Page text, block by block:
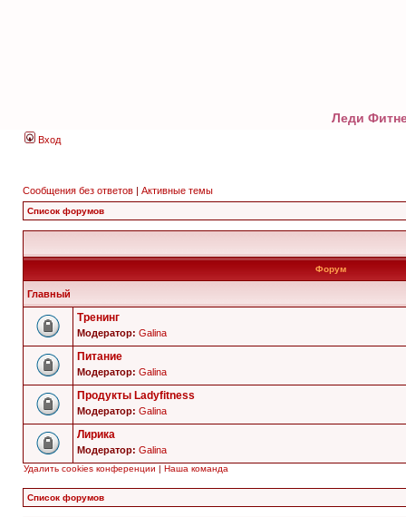
Леди
Вход
Сообщения без ответов | Активные темы
Список форумов
Форум
Главный
Тренинг
Модератор: Galina
Питание
Модератор: Galina
Продукты Ladyfitness
Модератор: Galina
Лирика
Модератор: Galina
Удалить cookies конференции | Наша команда
Список форумов